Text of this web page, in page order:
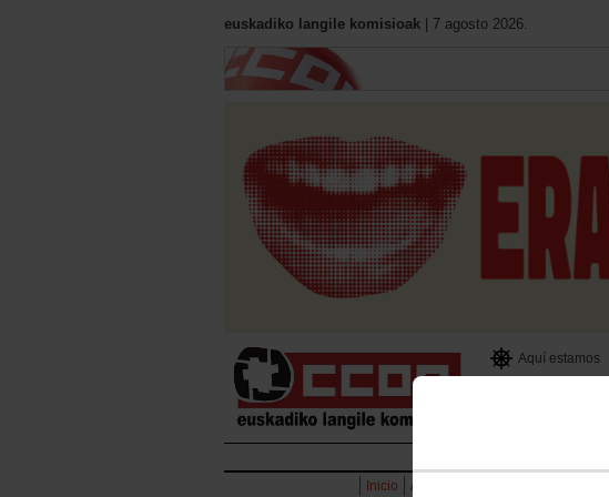
euskadiko langile komisioak | 7 agosto 2026.
Aquí estamos
Inicio
Acción Sindical